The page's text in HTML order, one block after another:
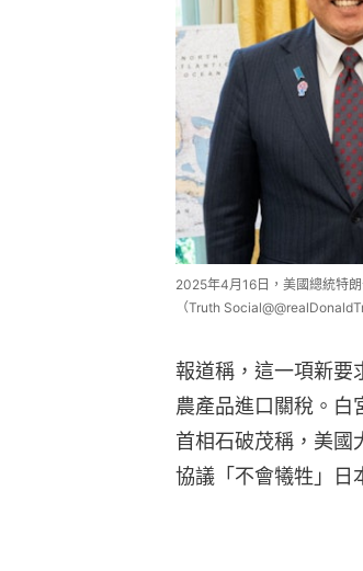
2025年4月16日，美國總統特
（Truth
報道稱，這一項新要
農產品進口關稅。白
首相石破茂稱，美國
協議「不會犧牲」日